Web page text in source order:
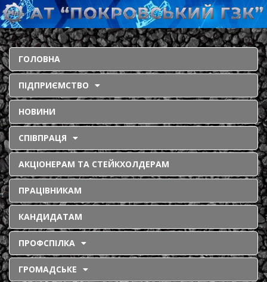
ГОЛОВНА
ПІДПРИЄМСТВО
НОВИНИ
СПІВПРАЦЯ
АКЦІОНЕРАМ ТА СТЕЙКХОЛДЕРАМ
ПРАЦІВНИКАМ
КАНДИДАТАМ
ПРОФСПІЛКА
ГРОМАДСЬКЕ